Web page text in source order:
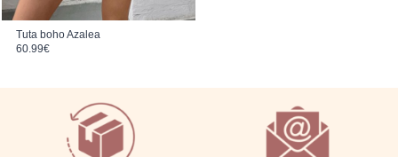
Tuta boho Azalea
60.99€